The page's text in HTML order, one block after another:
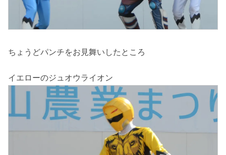
ちょうどパンチをお見舞いしたところ
イエローのジュオウライオン